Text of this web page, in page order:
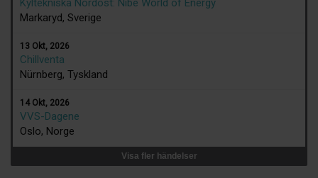
Kyltekniska Nordost: Nibe World of Energy
Markaryd, Sverige
13 Okt, 2026
Chillventa
Nürnberg, Tyskland
14 Okt, 2026
VVS-Dagene
Oslo, Norge
Visa fler händelser